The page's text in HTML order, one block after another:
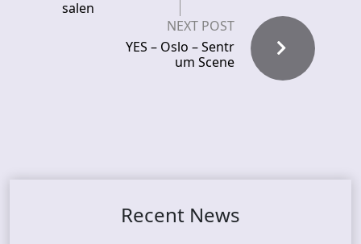
salen
NEXT POST
YES – Oslo – Sentr
um Scene
Recent News